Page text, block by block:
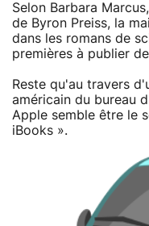
Selon Barbara
de Byron Preiss, la
dans les romans de
premières à publier
Reste qu'au travers
américain du bureau
Apple semble être le
iBooks ».